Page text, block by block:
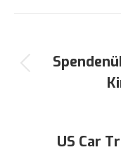
US Car